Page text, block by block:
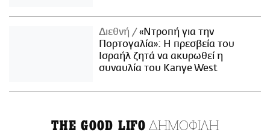
Διεθνή
«Ντροπή για την
Πορτογαλία»: Η πρεσβεία του
Ισραήλ ζητά να ακυρωθεί η
συναυλία του Kanye West
THE GOOD LIFO ΔΗΜΟΦΙΛΗ